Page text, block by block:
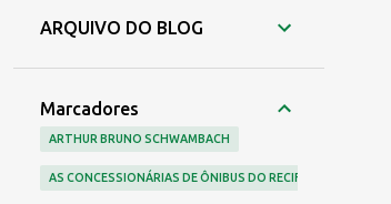
ARQUIVO DO BLOG
Marcadores
ARTHUR BRUNO SCHWAMBACH
AS CONCESSIONÁRIAS DE ÔNIBUS DO RECIFE